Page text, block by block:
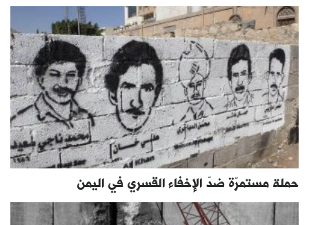
حملة مستمرّة ضدّ الإخفاء القسري في اليمن